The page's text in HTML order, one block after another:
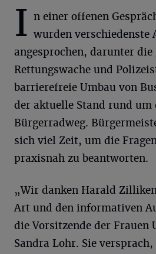
I n einer offenen
wurden verschiedenste
angesprochen, darunter die
Rettungswache und
barrierefreie Umbau von
der aktuelle Stand rund um
Bürgerradweg.
sich viel Zeit, um die
praxisnah zu beantworten.
„Wir danken Harald
Art und den informativen
die Vorsitzende der Frauen
Sandra Lohr. Sie